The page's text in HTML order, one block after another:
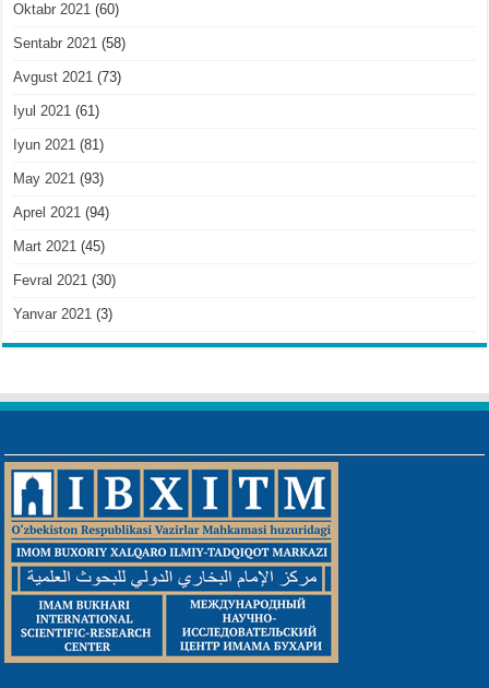
Oktabr 2021 (60)
Sentabr 2021 (58)
Avgust 2021 (73)
Iyul 2021 (61)
Iyun 2021 (81)
May 2021 (93)
Aprel 2021 (94)
Mart 2021 (45)
Fevral 2021 (30)
Yanvar 2021 (3)